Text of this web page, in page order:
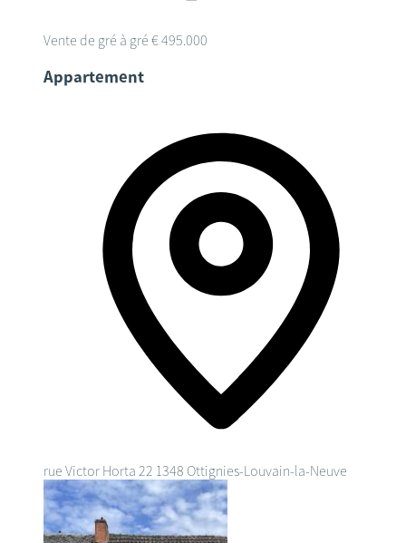
Vente de gré à gré € 495.000
Appartement
rue Victor Horta 22 1348 Ottignies-Louvain-la-Neuve